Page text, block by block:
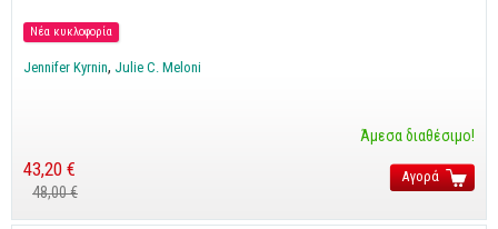
Πολυμέσα
DTP
Προγραμματισμός
Γενικά
Νέα κυκλοφορία
Jennifer Kyrnin Julie C. Meloni
Άμεσα διαθέσιμο!
43,20 €
48,00 €
Αγορά